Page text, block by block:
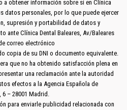
obtener información sobre si en Clínica
datos personales, por lo que puede ejercer
supresión y portabilidad de datos y
ante Clínica Dental Baleares, Av/Baleares
correo electrónico
copia de su DNI o documento equivalente.
que no ha obtenido satisfacción plena en
una reclamación ante la autoridad
efectos a la Agencia Española de
– 28001 Madrid.
para enviarle publicidad relacionada con